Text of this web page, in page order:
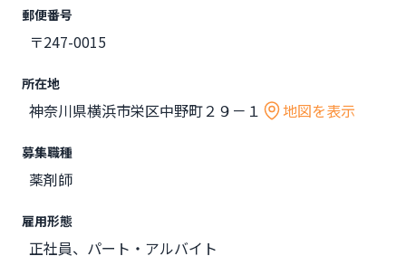
郵便番号
〒247-0015
所在地
神奈川県横浜市栄区中野町２９－１ 地図を表示
募集職種
薬剤師
雇用形態
正社員、パート・アルバイト